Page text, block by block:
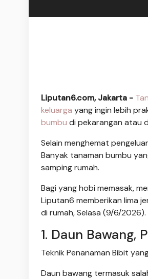
Liputan6.com, Jakarta -
keluarga yang ingin lebih
bumbu di pekarangan atau
Selain menghemat
Banyak tanaman bumbu
samping rumah.
Bagi yang hobi memasak,
Liputan6 memberikan lima
di rumah, Selasa (9/6/2026).
1. Daun Bawang,
Teknik Penanaman Bibit
Daun bawang termasuk